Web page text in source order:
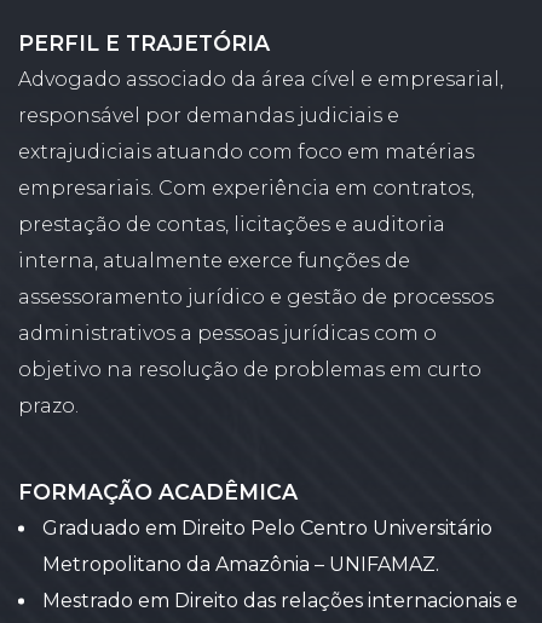
PERFIL E TRAJETÓRIA
Advogado associado da área cível e empresarial,
responsável por demandas judiciais e
extrajudiciais atuando com foco em matérias
empresariais. Com experiência em contratos,
prestação de contas, licitações e auditoria
interna, atualmente exerce funções de
assessoramento jurídico e gestão de processos
administrativos a pessoas jurídicas com o
objetivo na resolução de problemas em curto
prazo.
FORMAÇÃO ACADÊMICA
Graduado em Direito Pelo Centro Universitário
Metropolitano da Amazônia – UNIFAMAZ.
Mestrado em Direito das relações internacionais e